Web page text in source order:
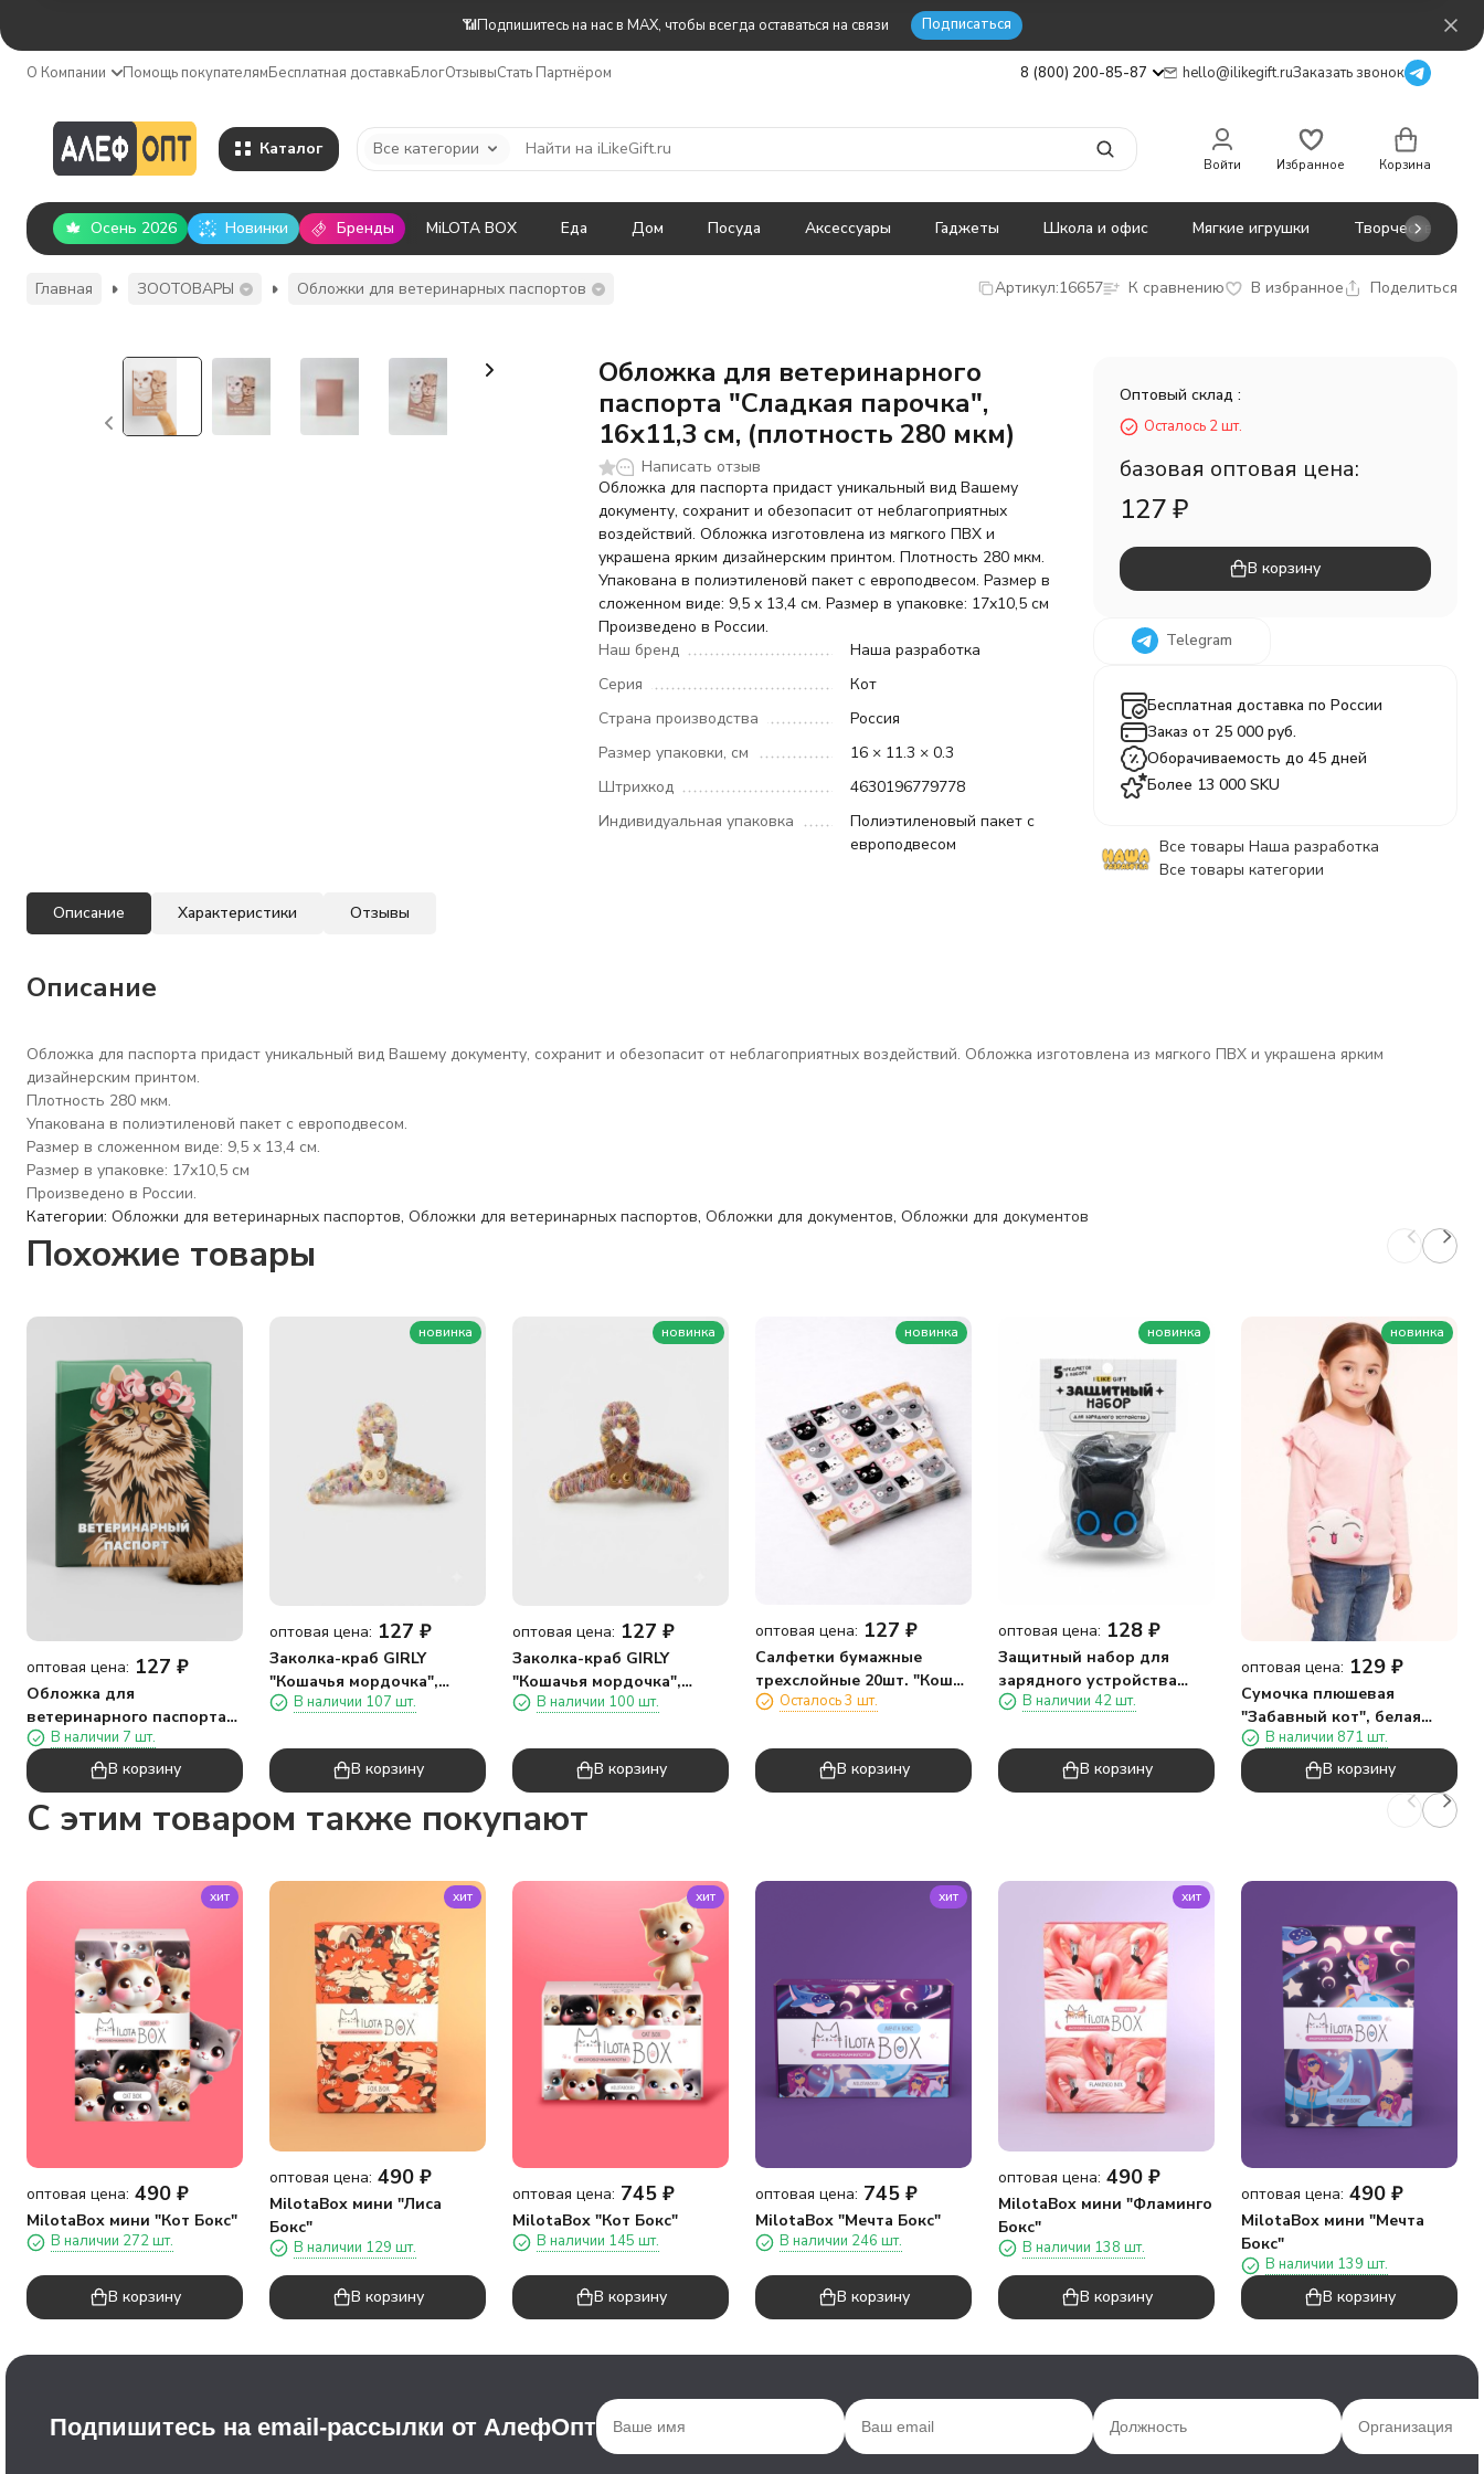
📶Подпишитесь на нас в MAX, чтобы всегда оставаться на связи Подписаться
О Компании Помощь покупателямБесплатная доставкаБлогОтзывыСтать Партнёром 8 (800) 200-85-87 hello@ilikegift.ruЗаказать звонок
Каталог Все категории
Войти Избранное Корзина
Осень 2026 Новинки Бренды MiLOTA BOX Еда Дом Посуда Аксессуары Гаджеты Школа и офис Мягкие игрушки Творчество
Главная ЗООТОВАРЫ Обложки для ветеринарных паспортов Артикул:16657 К сравнению В избранное Поделиться
Обложка для ветеринарного
паспорта "Сладкая парочка",
16х11,3 см, (плотность 280 мкм)
Написать отзыв
Обложка для паспорта придаст уникальный вид Вашему
документу, сохранит и обезопасит от неблагоприятных
воздействий. Обложка изготовлена из мягкого ПВХ и
украшена ярким дизайнерским принтом. Плотность 280 мкм.
Упакована в полиэтиленовй пакет с европодвесом. Размер в
сложенном виде: 9,5 х 13,4 см. Размер в упаковке: 17х10,5 см
Произведено в России.
Наш бренд
Наша разработка
Серия
Кот
Страна производства
Россия
Размер упаковки, см
16 × 11.3 × 0.3
Штрихкод
4630196779778
Индивидуальная упаковка
Полиэтиленовый пакет с
европодвесом
Оптовый склад :
Осталось 2 шт.
базовая оптовая цена:
127₽
В корзину
Telegram
Бесплатная доставка по России
Заказ от 25 000 руб.
Оборачиваемость до 45 дней
Более 13 000 SKU
Все товары Наша разработка
Все товары категории
Описание Характеристики Отзывы
Описание
Обложка для паспорта придаст уникальный вид Вашему документу, сохранит и обезопасит от неблагоприятных воздействий. Обложка изготовлена из мягкого ПВХ и украшена ярким
дизайнерским принтом.
Плотность 280 мкм.
Упакована в полиэтиленовй пакет с европодвесом.
Размер в сложенном виде: 9,5 х 13,4 см.
Размер в упаковке: 17х10,5 см
Произведено в России.
Категории: Обложки для ветеринарных паспортов, Обложки для ветеринарных паспортов, Обложки для документов, Обложки для документов
Похожие товары
оптовая цена: 127 ₽
Обложка для
ветеринарного паспорта
"Красивый кот", 16х11,3
см, (плотность 280 мкм)
В наличии 7 шт.
В корзину
новинка
оптовая цена: 127 ₽
Заколка-краб GIRLY
"Кошачья мордочка",
бежевая
В наличии 107 шт.
В корзину
новинка
оптовая цена: 127 ₽
Заколка-краб GIRLY
"Кошачья мордочка",
коричневая
В наличии 100 шт.
В корзину
новинка
оптовая цена: 127 ₽
Салфетки бумажные
трехслойные 20шт. "Кошки
с ушками" (33*33 см)
Осталось 3 шт.
В корзину
новинка
оптовая цена: 128 ₽
Защитный набор для
зарядного устройства
iLikeGift "Два кота",
В наличии 42 шт.
В корзину
новинка
оптовая цена: 129 ₽
Сумочка плюшевая
"Забавный кот", белая
(13*11,5 см)
В наличии 871 шт.
В корзину
C этим товаром также покупают
хит
оптовая цена: 490 ₽
MilotaBox мини "Кот Бокс"
В наличии 272 шт.
В корзину
хит
оптовая цена: 490 ₽
MilotaBox мини "Лиса
Бокс"
В наличии 129 шт.
В корзину
хит
оптовая цена: 745 ₽
MilotaBox "Кот Бокс"
В наличии 145 шт.
В корзину
хит
оптовая цена: 745 ₽
MilotaBox "Мечта Бокс"
В наличии 246 шт.
В корзину
хит
оптовая цена: 490 ₽
MilotaBox мини "Фламинго
Бокс"
В наличии 138 шт.
В корзину
оптовая цена: 490 ₽
MilotaBox мини "Мечта
Бокс"
В наличии 139 шт.
В корзину
Подпишитесь на email-рассылки от АлефОпт